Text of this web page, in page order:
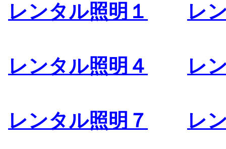
レンタル照明１
レ
レンタル照明４ レ
レンタル照明７ レ